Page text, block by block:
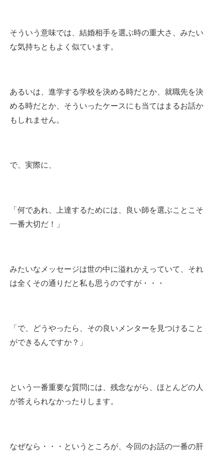
そういう意味では、結婚相手を選ぶ時の重大さ、みたい
な気持ちともよく似ています。
あるいは、進学する学校を決める時だとか、就職先を決
める時だとか、そういったケースにも当てはまるお話か
もしれません。
で、実際に、
「何であれ、上達するためには、良い師を選ぶことこそ
一番大切だ！」
みたいなメッセージは世の中に溢れかえっていて、それ
は全くその通りだと私も思うのですが・・・
「で、どうやったら、その良いメンターを見つけること
ができるんですか？」
という一番重要な質問には、残念ながら、ほとんどの人
が答えられなかったりします。
なぜなら・・・というところが、今回のお話の一番の肝